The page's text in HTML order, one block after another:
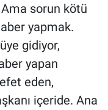
sorun kötü
yapmak.
gidiyor,
yapan
eden,
içeride. Ana